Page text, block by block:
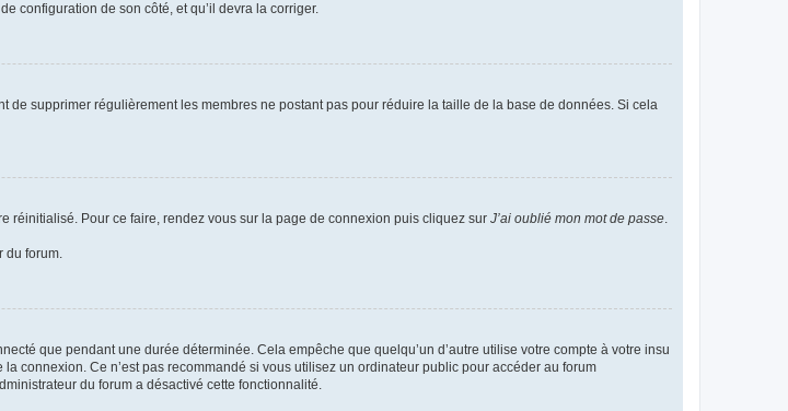
configuration de son côté, et qu’il devra la corriger.
de supprimer régulièrement les membres ne postant pas pour réduire la taille de la base de données. Si cela
réinitialisé. Pour ce faire, rendez vous sur la page de connexion puis cliquez sur J’ai oublié mon mot de passe.
du forum.
que pendant une durée déterminée. Cela empêche que quelqu’un d’autre utilise votre compte à votre insu
la connexion. Ce n’est pas recommandé si vous utilisez un ordinateur public pour accéder au forum
du forum a désactivé cette fonctionnalité.